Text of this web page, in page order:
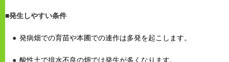
■発生しやすい条件
発病畑での育苗や本圃での連作は多発を起こします。
酸性土で排水不良の畑では発生が多くなります。